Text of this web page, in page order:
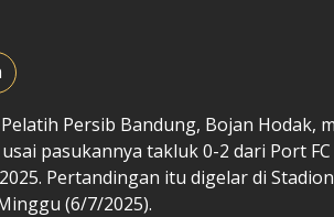
Persib Bandung, Bojan Hodak,
pasukannya takluk 0-2 dari Port
Pertandingan itu digelar di
(6/7/2025).